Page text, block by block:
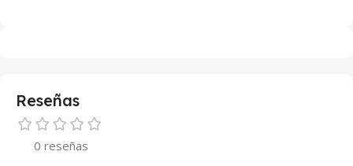
Reseñas
0 reseñas